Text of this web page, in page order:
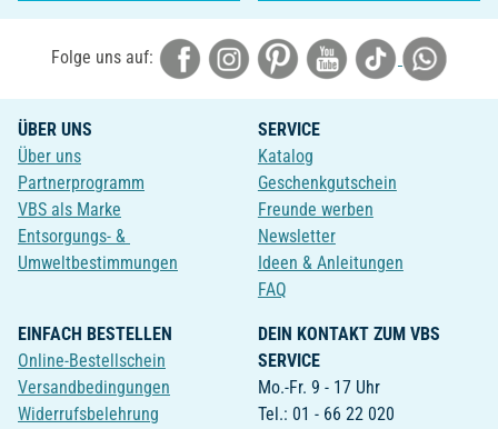
Folge uns auf:
ÜBER UNS
Über uns
Partnerprogramm
VBS als Marke
Entsorgungs- &
Umweltbestimmungen
SERVICE
Katalog
Geschenkgutschein
Freunde werben
Newsletter
Ideen & Anleitungen
FAQ
EINFACH BESTELLEN
Online-Bestellschein
Versandbedingungen
Widerrufsbelehrung
DEIN KONTAKT ZUM VBS
SERVICE
Mo.-Fr. 9 - 17 Uhr
Tel.: 01 - 66 22 020